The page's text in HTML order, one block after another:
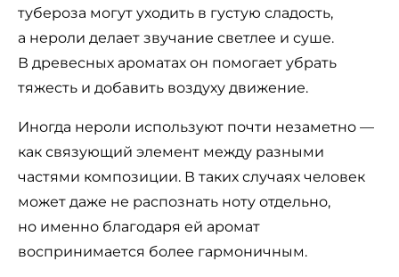
тубероза могут уходить в густую сладость,
а нероли делает звучание светлее и суше.
В древесных ароматах он помогает убрать
тяжесть и добавить воздуху движение.
Иногда нероли используют почти незаметно —
как связующий элемент между разными
частями композиции. В таких случаях человек
может даже не распознать ноту отдельно,
но именно благодаря ей аромат
воспринимается более гармоничным.